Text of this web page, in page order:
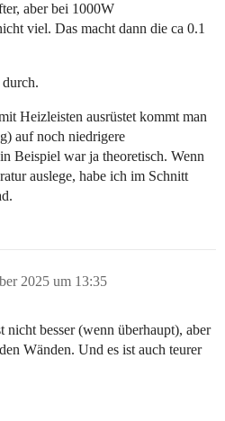
aber bei 1000W
viel. Das macht dann die ca 0.1
Heizleisten ausrüstet kommt man
auf noch niedrigere
Beispiel war ja theoretisch. Wenn
auslege, habe ich im Schnitt
2025 um 13:35
nicht besser (wenn überhaupt), aber
Wänden. Und es ist auch teurer